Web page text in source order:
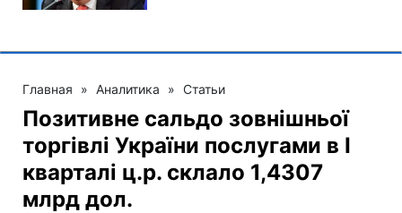
Главная » Аналитика » Статьи
Позитивне сальдо зовнішньої
торгівлі України послугами в І
кварталі ц.р. склало 1,4307
млрд дол.